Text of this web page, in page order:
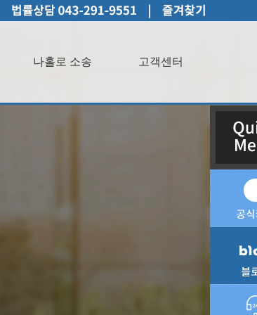
나홀로 소송 고객센터